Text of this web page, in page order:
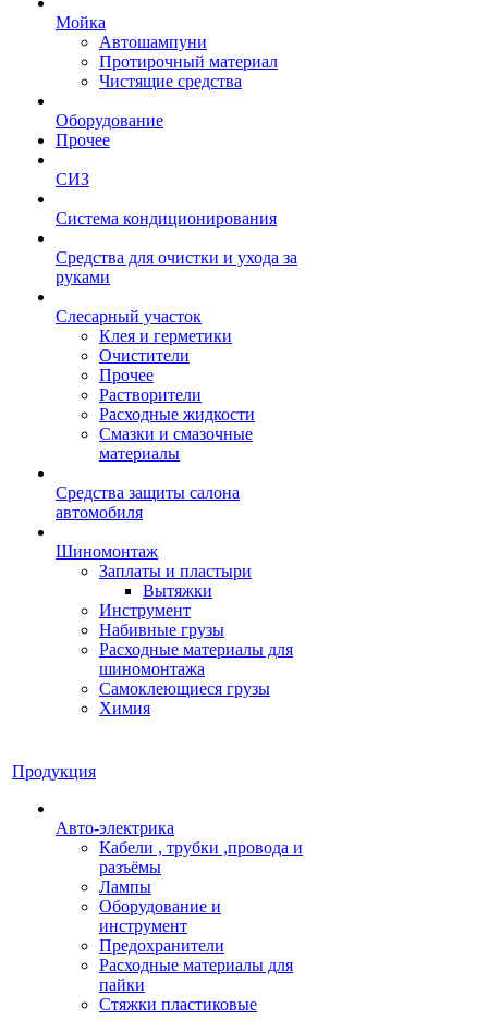
Мойка
Автошампуни
Протирочный материал
Чистящие средства
Оборудование
Прочее
СИЗ
Система кондиционирования
Средства для очистки и ухода за
руками
Слесарный участок
Клея и герметики
Очистители
Прочее
Растворители
Расходные жидкости
Смазки и смазочные
материалы
Средства защиты салона
автомобиля
Шиномонтаж
Заплаты и пластыри
Вытяжки
Инструмент
Набивные грузы
Расходные материалы для
шиномонтажа
Самоклеющиеся грузы
Химия
Продукция
Авто-электрика
Кабели , трубки ,провода и
разъёмы
Лампы
Оборудование и
инструмент
Предохранители
Расходные материалы для
пайки
Стяжки пластиковые